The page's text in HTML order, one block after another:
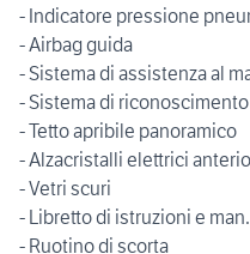
- Indicatore pressione
- Airbag guida
- Sistema di assistenza al
- Sistema di
- Tetto apribile panoramico
- Alzacristalli elettrici
- Vetri scuri
- Libretto di istruzioni e man.
- Ruotino di scorta